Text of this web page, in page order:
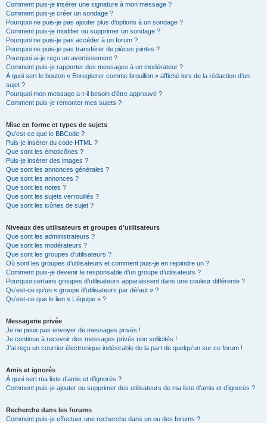
Comment puis-je insérer une signature à mon message ?
Comment puis-je créer un sondage ?
Pourquoi ne puis-je pas ajouter plus d’options à un sondage ?
Comment puis-je modifier ou supprimer un sondage ?
Pourquoi ne puis-je pas accéder à un forum ?
Pourquoi ne puis-je pas transférer de pièces jointes ?
Pourquoi ai-je reçu un avertissement ?
Comment puis-je rapporter des messages à un modérateur ?
À quoi sert le bouton « Enregistrer comme brouillon » affiché lors de la rédaction d’un
sujet ?
Pourquoi mon message a-t-il besoin d’être approuvé ?
Comment puis-je remonter mes sujets ?
Mise en forme et types de sujets
Qu’est-ce que le BBCode ?
Puis-je insérer du code HTML ?
Que sont les émoticônes ?
Puis-je insérer des images ?
Que sont les annonces générales ?
Que sont les annonces ?
Que sont les notes ?
Que sont les sujets verrouillés ?
Que sont les icônes de sujet ?
Niveaux des utilisateurs et groupes d’utilisateurs
Que sont les administrateurs ?
Que sont les modérateurs ?
Que sont les groupes d’utilisateurs ?
Où sont les groupes d’utilisateurs et comment puis-je en rejoindre un ?
Comment puis-je devenir le responsable d’un groupe d’utilisateurs ?
Pourquoi certains groupes d’utilisateurs apparaissent dans une couleur différente ?
Qu’est-ce qu’un « groupe d’utilisateurs par défaut » ?
Qu’est-ce que le lien « L’équipe » ?
Messagerie privée
Je ne peux pas envoyer de messages privés !
Je continue à recevoir des messages privés non sollicités !
J’ai reçu un courrier électronique indésirable de la part de quelqu’un sur ce forum !
Amis et ignorés
À quoi sert ma liste d’amis et d’ignorés ?
Comment puis-je ajouter ou supprimer des utilisateurs de ma liste d’amis et d’ignorés ?
Recherche dans les forums
Comment puis-je effectuer une recherche dans un ou des forums ?